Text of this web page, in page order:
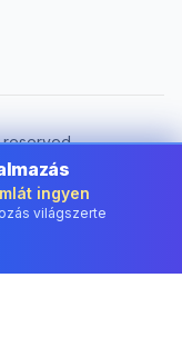
reserved.
területén
ingyen
világszerte